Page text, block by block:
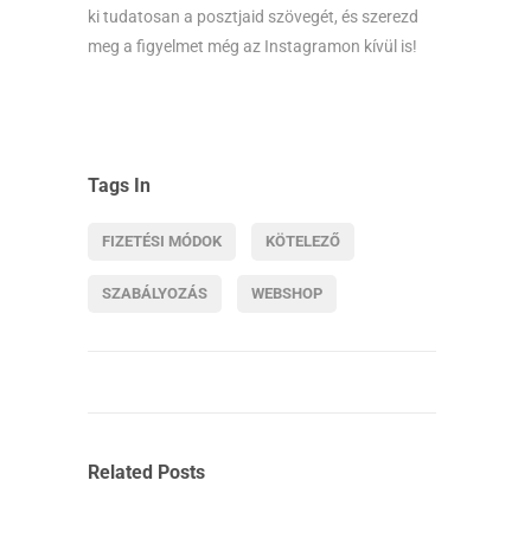
ki tudatosan a posztjaid szövegét, és szerezd
meg a figyelmet még az Instagramon kívül is!
Tags In
FIZETÉSI MÓDOK KÖTELEZŐ
SZABÁLYOZÁS WEBSHOP
Related Posts